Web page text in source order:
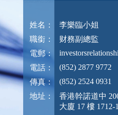
姓名：
李樂臨小姐
職銜：
财務副總監
電郵：
電話：
(852) 2877 9772
傳真：
(852) 2524 0931
地址：
香港幹諾道中
大廈 17 樓 1712-